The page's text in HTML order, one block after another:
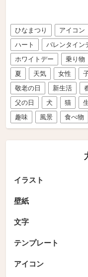
ひなまつり アイコン
ハート
バレンタイン
ホワイトデー
乗り物
夏
天気 女性
敬老の日
新生活
父の日
犬 猫
趣味
風景 食べ物
イラスト
壁紙
文字
テンプレート
アイコン